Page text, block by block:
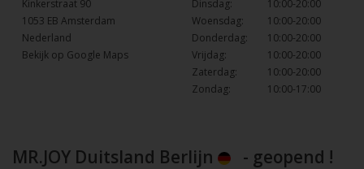
Kinkerstraat 90
1053 EB Amsterdam
Nederland
Bekijk op Google Maps
Dinsdag:
10:00-20:00
Woensdag:
10:00-20:00
Donderdag:
10:00-20:00
Vrijdag:
10:00-20:00
Zaterdag:
10:00-20:00
Zondag:
10:00-17:00
MR.JOY Duitsland Berlijn - geopend !